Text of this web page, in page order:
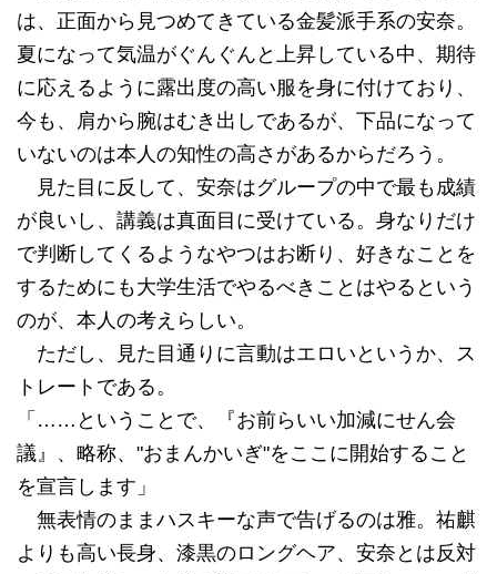
は、正面から見つめてきている金髪派手系の安奈。
夏になって気温がぐんぐんと上昇している中、期待
に応えるように露出度の高い服を身に付けており、
今も、肩から腕はむき出しであるが、下品になって
いないのは本人の知性の高さがあるからだろう。
見た目に反して、安奈はグループの中で最も成績
が良いし、講義は真面目に受けている。身なりだけ
で判断してくるようなやつはお断り、好きなことを
するためにも大学生活でやるべきことはやるという
のが、本人の考えらしい。
ただし、見た目通りに言動はエロいというか、ス
トレートである。
「……ということで、『お前らいい加減にせん会
議』、略称、"おまんかいぎ"をここに開始すること
を宣言します」
無表情のままハスキーな声で告げるのは雅。祐麒
よりも高い長身、漆黒のロングヘア、安奈とは反対